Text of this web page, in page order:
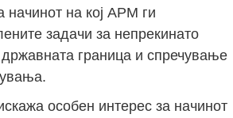
начинот на кој АРМ ги
задачи за непрекинато
граница и спречување
особен интерес за начинот